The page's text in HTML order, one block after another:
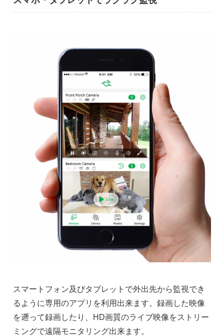
スマートフォン及びタブレットで外出先から監視でき
るように専用のアプリを利用出来ます。録画した映像
を遡って録画したり、HD画質のライブ映像をストリー
ミングで遠隔モニタリング出来ます。